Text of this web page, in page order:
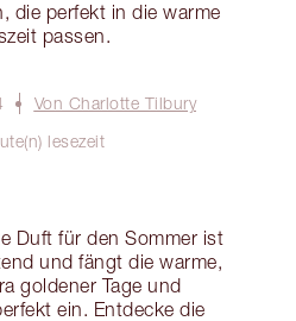
die perfekt in die warme
passen.
Von Charlotte Tilbury
lesezeit
Duft für den Sommer ist
und fängt die warme,
goldener Tage und
ein. Entdecke die